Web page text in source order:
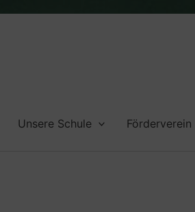
Unsere Schule Förderverein